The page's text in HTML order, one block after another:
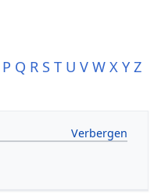
P Q R S T U V W X Y Z